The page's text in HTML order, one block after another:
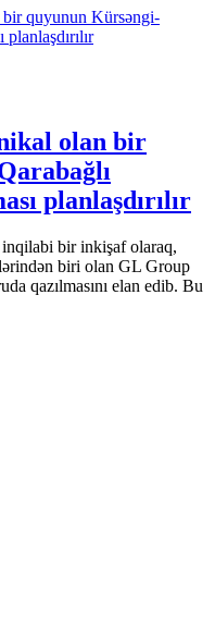
olan bir
planlaşdırılır
inqilabi bir inkişaf olaraq,
biri olan GL Group
qazılmasını elan edib. Bu